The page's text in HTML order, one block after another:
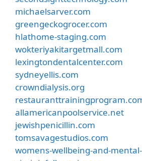
michaelsarver.com
greengeckogrocer.com
hlathome-staging.com
wokteriyakitargetmall.com
lexingtondentalcenter.com
sydneyellis.com
crowndialysis.org
allamericanpoolservice.net
jewishpenicillin.com
tomsavagestudios.com
womens-wellbeing-and-